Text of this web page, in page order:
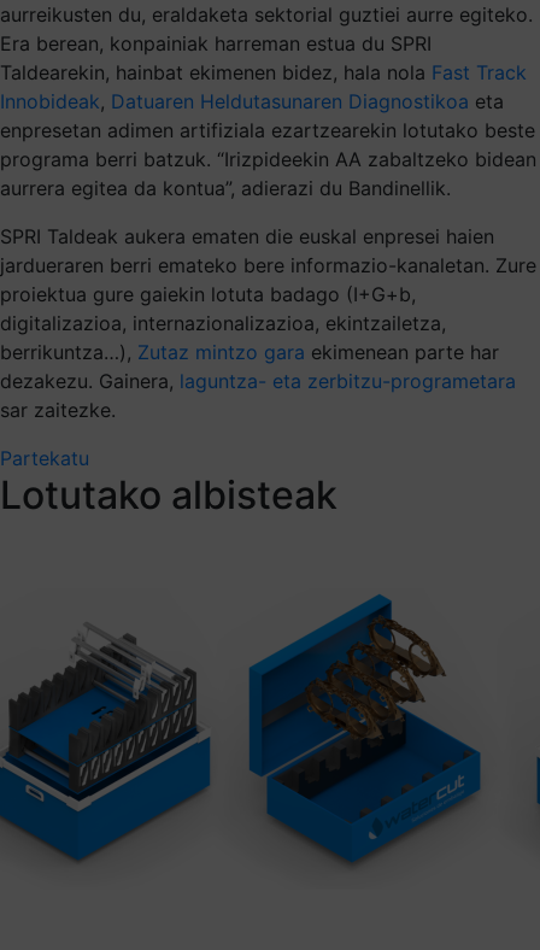
aurreikusten du, eraldaketa sektorial guztiei aurre egiteko.
Era berean, konpainiak harreman estua du SPRI
Taldearekin, hainbat ekimenen bidez, hala nola Fast Track
Innobideak, Datuaren Heldutasunaren Diagnostikoa eta
enpresetan adimen artifiziala ezartzearekin lotutako beste
programa berri batzuk. “Irizpideekin AA zabaltzeko bidean
aurrera egitea da kontua”, adierazi du Bandinellik.
SPRI Taldeak aukera ematen die euskal enpresei haien
jardueraren berri emateko bere informazio-kanaletan. Zure
proiektua gure gaiekin lotuta badago (I+G+b,
digitalizazioa, internazionalizazioa, ekintzailetza,
berrikuntza…), Zutaz mintzo gara ekimenean parte har
dezakezu. Gainera, laguntza- eta zerbitzu-programetara
sar zaitezke.
Partekatu
Lotutako albisteak